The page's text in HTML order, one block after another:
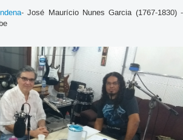
- José Maurício Nunes Garcia (1767-1830) -